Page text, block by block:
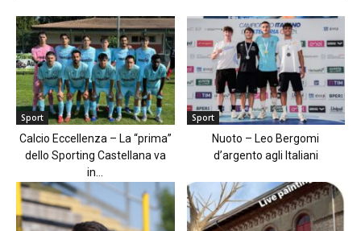
Sport
Calcio Eccellenza – La “prima”
dello Sporting Castellana va
in...
Sport
Nuoto – Leo Bergomi
d’argento agli Italiani